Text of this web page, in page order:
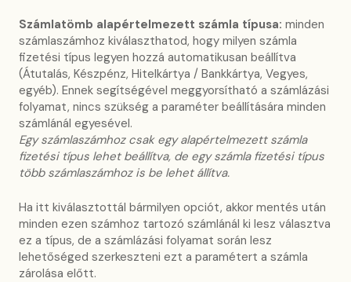
Számlatömb alapértelmezett számla típusa: minden
számlaszámhoz kiválaszthatod, hogy milyen számla
fizetési típus legyen hozzá automatikusan beállítva
(Átutalás, Készpénz, Hitelkártya / Bankkártya, Vegyes,
egyéb). Ennek segítségével meggyorsítható a számlázási
folyamat, nincs szükség a paraméter beállítására minden
számlánál egyesével.
Egy számlaszámhoz csak egy alapértelmezett számla
fizetési típus lehet beállítva, de egy számla fizetési típus
több számlaszámhoz is be lehet állítva.
Ha itt kiválasztottál bármilyen opciót, akkor mentés után
minden ezen számhoz tartozó számlánál ki lesz választva
ez a típus, de a számlázási folyamat során lesz
lehetőséged szerkeszteni ezt a paramétert a számla
zárolása előtt.